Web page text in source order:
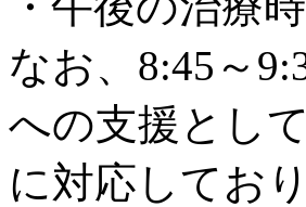
なお、8:45～
への支援とし
に対応してお